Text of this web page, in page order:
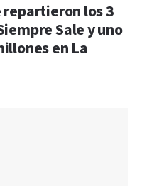
repartieron los 3
Sale y uno
en La